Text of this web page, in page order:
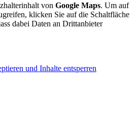
von Google Maps. Um auf
klicken Sie auf die Schaltfläche
dabei Daten an Drittanbieter
und Inhalte entsperren